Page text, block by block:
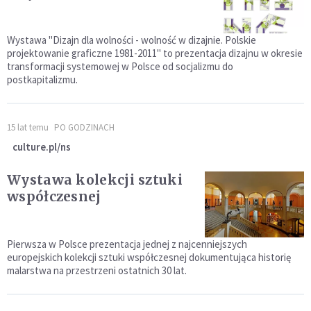
Wystawa "Dizajn dla wolności - wolność w dizajnie. Polskie
projektowanie graficzne 1981-2011" to prezentacja dizajnu w okresie
transformacji systemowej w Polsce od socjalizmu do
postkapitalizmu.
15 lat temu PO GODZINACH
culture.pl/ns
Wystawa kolekcji sztuki
współczesnej
Pierwsza w Polsce prezentacja jednej z najcenniejszych
europejskich kolekcji sztuki współczesnej dokumentująca historię
malarstwa na przestrzeni ostatnich 30 lat.